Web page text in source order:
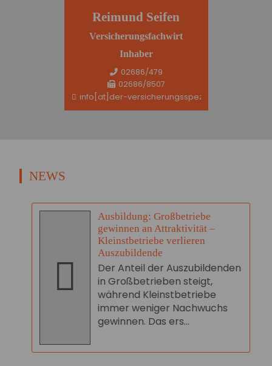
Reimund Seifen
Versicherungsfachwirt
Inhaber
02686/479
02686/8507
info[at]der-versicherungsspezi.de
NEWS
Ausbildung: Großbetriebe
gewinnen an Attraktivität –
Kleinstbetriebe verlieren
Auszubildende
Der Anteil der Auszubildenden
in Großbetrieben steigt,
während Kleinstbetriebe
immer weniger Nachwuchs
gewinnen. Das ers...